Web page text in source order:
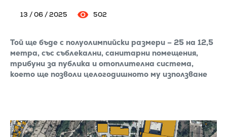
13 / 06 / 2025 502
Той ще бъде с полуолимпийски размери – 25 на 12,5
метра, със съблекални, санитарни помещения,
трибуни за публика и отоплителна система,
което ще позволи целогодишното му използване